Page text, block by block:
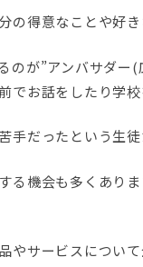
の得意なことや好
のが”アンバサダ
でお話をしたり学校
手だったという生
る機会も多くあり
やサービスについ